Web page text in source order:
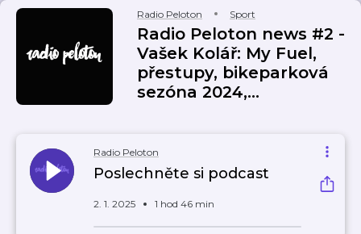
Radio Peloton Sport
Radio Peloton news #2 -
Vašek Kolář: My Fuel,
přestupy, bikeparková
sezóna 2024,...
Radio Peloton
Poslechněte si podcast
2. 1. 2025 1 hod 46 min